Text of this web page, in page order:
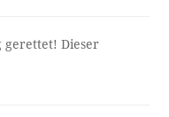
gerettet! Dieser